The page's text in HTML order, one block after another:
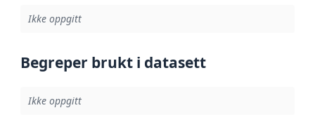
Ikke oppgitt
Begreper brukt i datasett
Ikke oppgitt